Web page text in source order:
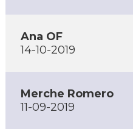
Ana OF
14-10-2019
Merche Romero
11-09-2019